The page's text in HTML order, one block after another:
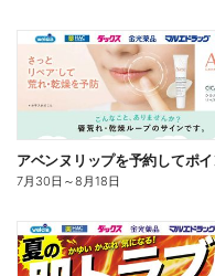
7月30日 ～8月18日